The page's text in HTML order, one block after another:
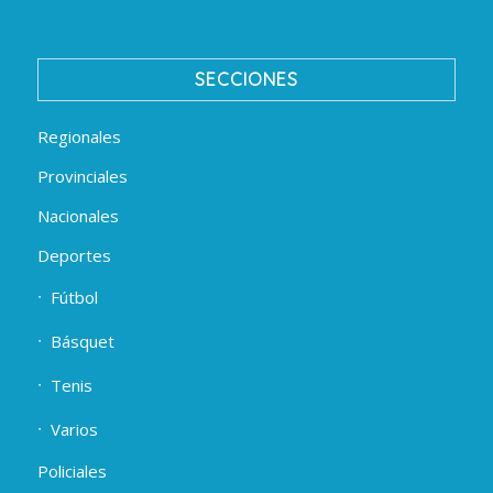
SECCIONES
Regionales
Provinciales
Nacionales
Deportes
Fútbol
Básquet
Tenis
Varios
Policiales